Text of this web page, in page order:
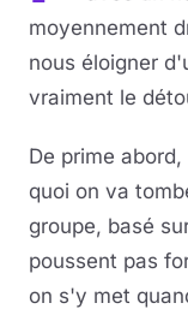
Forum
moyennement
nous éloigner
vraiment le
De prime
quoi on va
groupe, basé
poussent pas
on s'y met